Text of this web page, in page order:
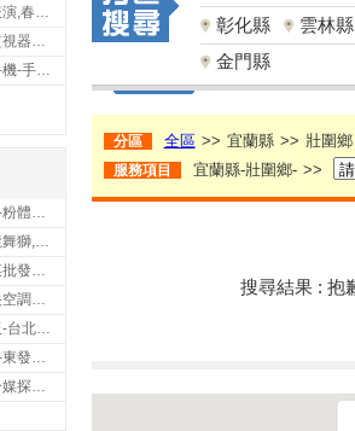
天創娛樂工作室-尾牙表演,春酒表演,板橋尾牙表演
昌全監視器有限公司-監視器安裝,高雄監視器安裝,鳳山區監視器安裝
李克手機-給您便宜好手機-手機收購,屏東手機收購
萬環機械股份有限公司-粉體塗裝設備,輸送機,輸送機設備,台南輸送機
同仁堂國術獅藝館-舞龍舞獅,台中舞龍舞獅
台南蔬菜批發-全豐蔬菜批發專送/台南蔬菜箱宅配到府
上水立方空調工程-中央空調規劃,台北中央空調規劃
隆億銘板有限公司-銘板-台北銘板-板橋銘板
台灣袋業企業有限公司-東發企業社/台中太空袋/太空包
年達行商業有限公司-冷媒探漏儀,壓力錶組,真空泵浦,台北冷凍空調材料
彰化縣
雲林縣
金門縣
分區 全區 >> 宜蘭縣 >> 壯圍鄉
服務項目 宜蘭縣-壯圍鄉- >>
搜尋結果 : 抱